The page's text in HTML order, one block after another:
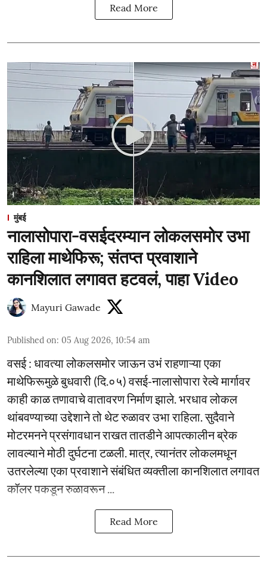
Read More
मुंबई
नालासोपारा-वसईदरम्यान लोकलसमोर उभा
राहिला माथेफिरू; संतप्त प्रवाशाने
कानशिलात लगावत हटवलं, पाहा Video
Mayuri Gawade
Published on: 05 Aug 2026, 10:54 am
वसई : धावत्या लोकलसमोर जाऊन उभं राहणाऱ्या एका
माथेफिरूमुळे बुधवारी (दि.०५) वसई-नालासोपारा रेल्वे मार्गावर
काही काळ तणावाचे वातावरण निर्माण झाले. भरधाव लोकल
थांबवण्याच्या उद्देशाने तो थेट रुळावर उभा राहिला. सुदैवाने
मोटरमनने प्रसंगावधान राखत तातडीने आपत्कालीन ब्रेक
लावल्याने मोठी दुर्घटना टळली. मात्र, त्यानंतर लोकलमधून
उतरलेल्या एका प्रवाशाने संबंधित व्यक्तीला कानशिलात लगावत
कॉलर पकडून रुळावरून ...
Read More